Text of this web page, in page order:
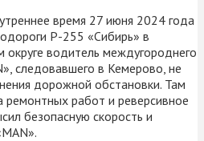
время 27 июня 2024 года
Р-255 «Сибирь» в
округе водитель междугороднего
следовавшего в Кемерово, не
дорожной обстановки. Там
ремонтных работ и реверсивное
безопасную скорость и